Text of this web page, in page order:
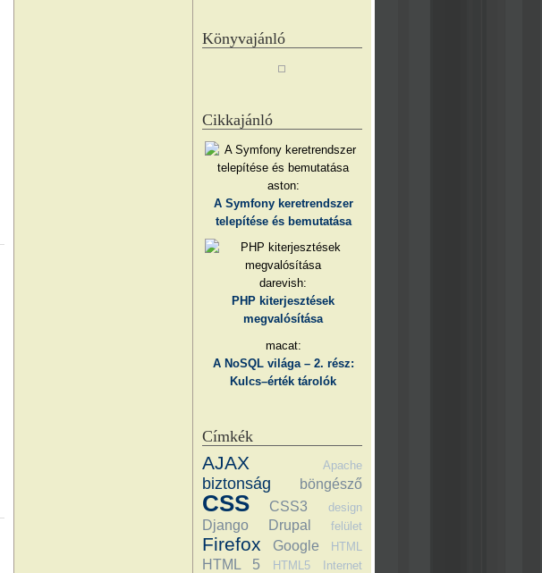
Könyvajánló
Cikkajánló
aston:
A Symfony keretrendszer
telepítése és bemutatása
darevish:
PHP kiterjesztések
megvalósítása
macat:
A NoSQL világa – 2. rész:
Kulcs–érték tárolók
Címkék
AJAX Apache
biztonság böngésző
CSS CSS3 design
Django Drupal felület
Firefox Google HTML
HTML 5 HTML5
Internet